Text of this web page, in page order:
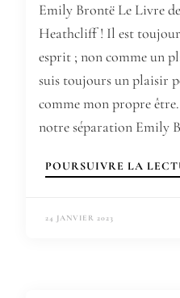
Emily Brontë Le Livre
Heathcliff ! Il est
esprit ; non comme un
suis toujours un plaisir
comme mon propre
notre séparation Emily
POURSUIVRE LA
24 JANVIER 2023